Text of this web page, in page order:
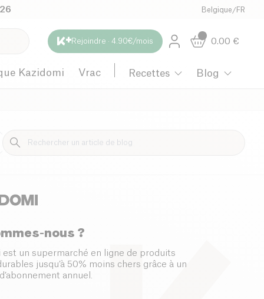
Belgique /FR
Rejoindre · 4.90€/mois 0.00 €
Kazidomi Vrac Recettes Blog
Maternité
nous ?
est un supermarché en ligne de produits
jusqu’à 50% moins chers grâce à un
annuel.